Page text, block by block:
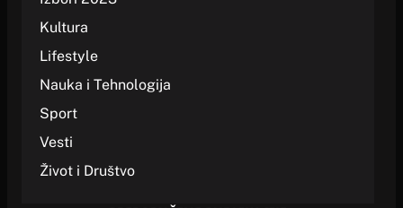
Kultura
Lifestyle
Nauka i Tehnologija
Sport
Vesti
Život i Društvo